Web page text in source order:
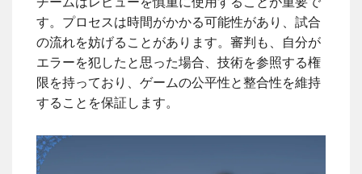
す。プロセスは時間がかかる可能性があり、試合
の流れを妨げることがあります。審判も、自分が
エラーを犯したと思った場合、技術を参照する権
限を持っており、ゲームの公平性と整合性を維持
することを保証します。